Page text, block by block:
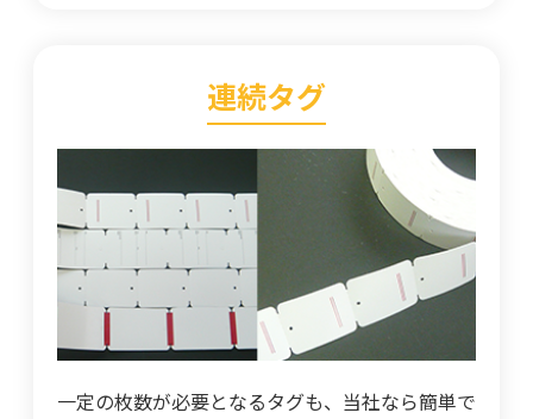
連続タグ
一定の枚数が必要となるタグも、当社なら簡単で